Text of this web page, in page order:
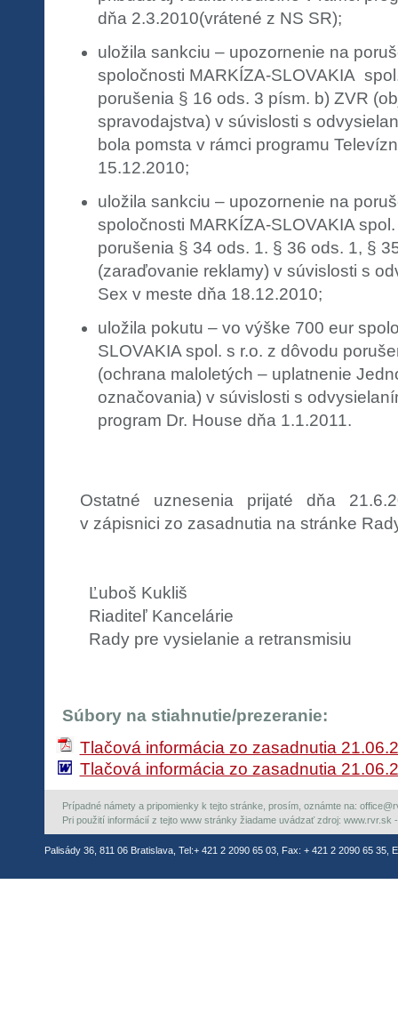
dňa 2.3.2010(vrátené z NS SR);
uložila sankciu – upozornenie na
spoločnosti MARKÍZA-SLOVAKIA
porušenia § 16 ods. 3 písm. b) ZVR
spravodajstva) v súvislosti s
bola pomsta v rámci programu
15.12.2010;
uložila sankciu – upozornenie na
spoločnosti MARKÍZA-SLOVAKIA
porušenia § 34 ods. 1. § 36 ods. 1, §
(zaraďovanie reklamy) v súvislosti s
Sex v meste dňa 18.12.2010;
uložila pokutu – vo výške 700 eur
SLOVAKIA spol. s r.o. z dôvodu
(ochrana maloletých – uplatnenie
označovania) v súvislosti s
program Dr. House dňa 1.1.2011.
Ostatné uznesenia prijaté dňa
v zápisnici zo zasadnutia na stránke
Ľuboš Kukliš
Riaditeľ Kancelárie
Rady pre vysielanie a retransmisiu
Súbory na stiahnutie/prezeranie:
Tlačová informácia zo zasadnutia
Tlačová informácia zo zasadnutia
Prípadné námety a pripomienky k tejto stránke, prosím, oznámte na:
Pri použití informácií z tejto www stránky žiadame uvádzať zdroj: www.rvr.sk
Palisády 36, 811 06 Bratislava, Tel:+ 421 2 2090 65 03, Fax: + 421 2 2090 65 35,